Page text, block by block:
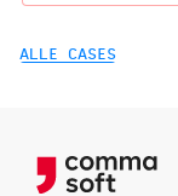
ALLE CASES